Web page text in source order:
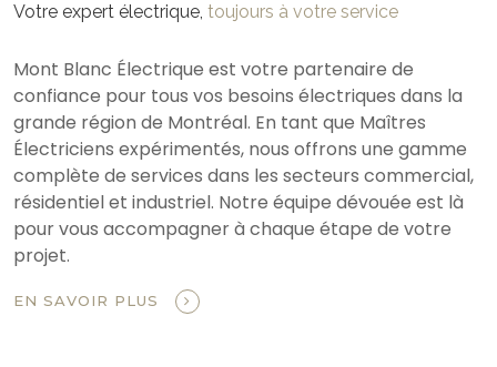
Votre expert électrique, toujours à votre service
Mont Blanc Électrique est votre partenaire de
confiance pour tous vos besoins électriques dans la
grande région de Montréal. En tant que Maîtres
Électriciens expérimentés, nous offrons une gamme
complète de services dans les secteurs commercial,
résidentiel et industriel. Notre équipe dévouée est là
pour vous accompagner à chaque étape de votre
projet.
EN SAVOIR PLUS